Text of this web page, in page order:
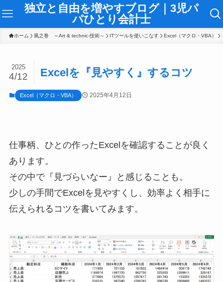
独立と自由を増やすブログ｜3児パ
パひとり会計士
ホーム 風之巻 ～Art & technic-技術～ ITツールを使いこなす Excel（マクロ・VBA）
Excelを『見やすく』するコツ
2025
4/12
Excel（マクロ・VBA） 2025年4月12日
仕事柄、ひとの作ったExcelを確認することが良く
あります。
その中で『見づらいなー』と感じることも。
少しの手間でExcelを見やすくし、効率よく相手に
伝えられるコツを書いてみます。